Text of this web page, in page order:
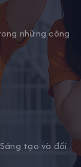
những công
tạo và đổi